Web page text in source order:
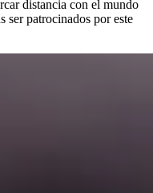
distancia con el mundo
ser patrocinados por este